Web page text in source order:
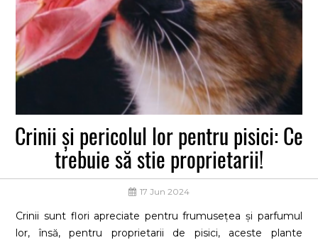
Crinii și pericolul lor pentru pisici: Ce
trebuie să stie proprietarii!
17 Jun 2024
Crinii sunt flori apreciate pentru frumusețea și parfumul
lor, însă, pentru proprietarii de pisici, aceste plante